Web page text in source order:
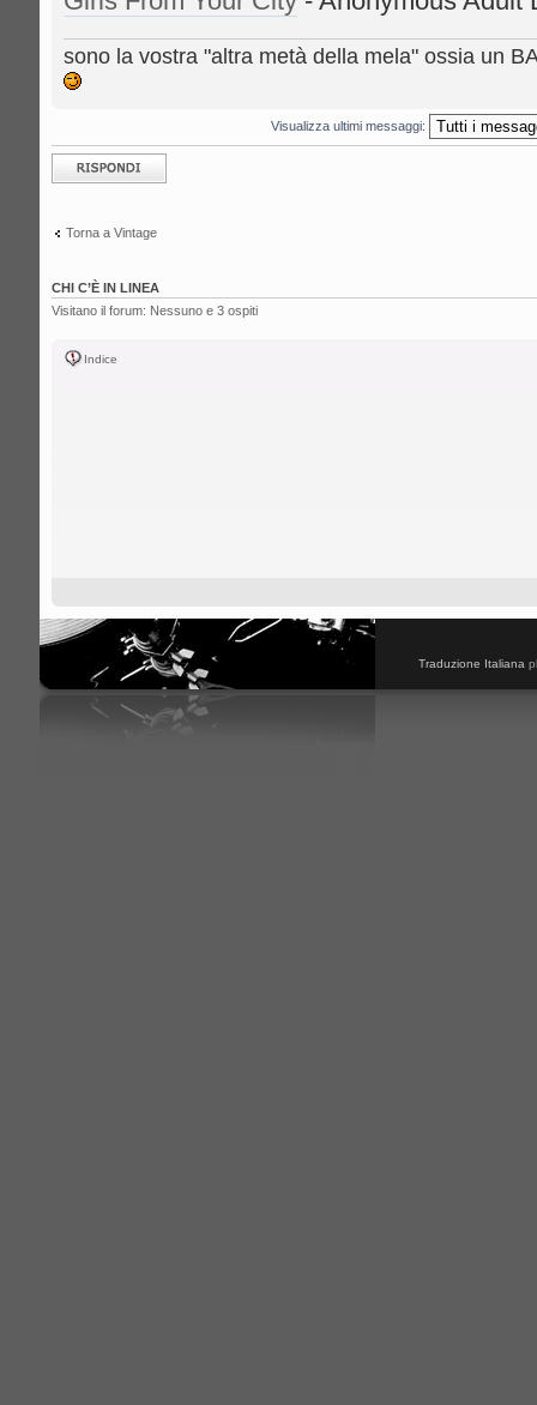
sono la vostra "altra metà della mela" ossia un
Visualizza ultimi messaggi:
Rispondi al
messaggio
Torna a Vintage
CHI C’È IN LINEA
Visitano il forum: Nessuno e 3 ospiti
Indice
Traduzione Italiana